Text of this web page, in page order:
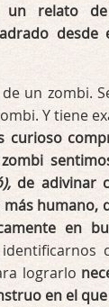
relato de
un zombi.
Y tiene
curioso
de adivinar
humano,
en
lograrlo
en el